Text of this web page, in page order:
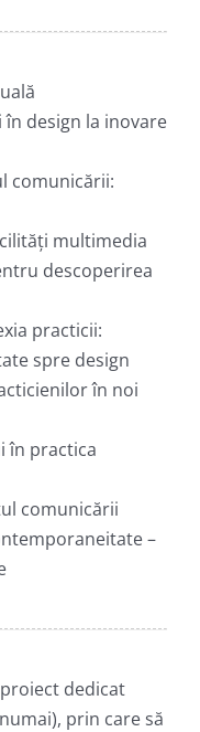
design la inovare
comunicării:
multimedia
descoperirea
practicii:
spre design
în noi
în practica
comunicării
–
dedicat
prin care să